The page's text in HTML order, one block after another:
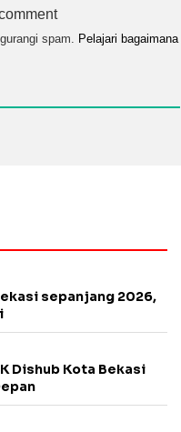
spam. Pelajari bagaimana
sepanjang 2026,
Dishub Kota Bekasi